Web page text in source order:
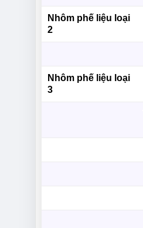
Nhôm phế liệu loại
2
Nhôm phế liệu loại
3